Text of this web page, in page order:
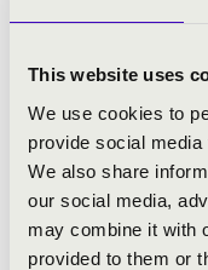
This website uses
We use cookies to
provide social
We also share
our social media,
may combine it with
provided to them or
Liszt